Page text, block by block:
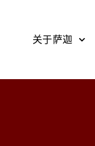
关于萨迦